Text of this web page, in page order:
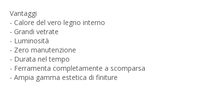
Vantaggi
- Calore del vero legno interno
- Grandi vetrate
- Luminosità
- Zero manutenzione
- Durata nel tempo
- Ferramenta completamente a scomparsa
- Ampia gamma estetica di finiture